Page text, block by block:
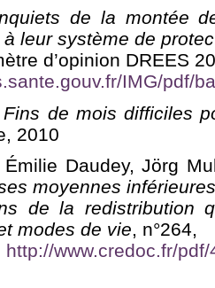
de la montée
leur système de
d’opinion DREES
IMG/pdf/
Fins de mois difficiles
2010
Daudey, Jörg
moyennes
de la redistribution
modes de vie, n°264,
http://www.credoc.fr/